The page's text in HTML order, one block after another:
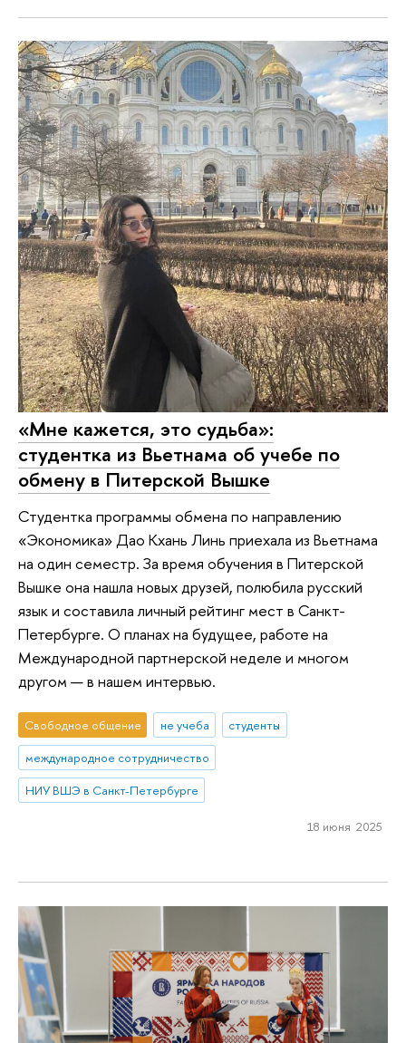
«Мне кажется, это судьба»:
студентка из Вьетнама об учебе по
обмену в Питерской Вышке
Студентка программы обмена по направлению
«Экономика» Дао Кхань Линь приехала из Вьетнама
на один семестр. За время обучения в Питерской
Вышке она нашла новых друзей, полюбила русский
язык и составила личный рейтинг мест в Санкт-
Петербурге. О планах на будущее, работе на
Международной партнерской неделе и многом
другом — в нашем интервью.
Свободное общение не учеба
студенты
международное сотрудничество
НИУ ВШЭ в Санкт-Петербурге
18 июня 2025